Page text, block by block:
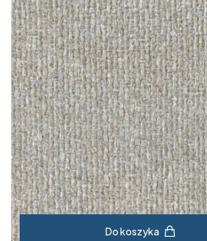
Do koszyka